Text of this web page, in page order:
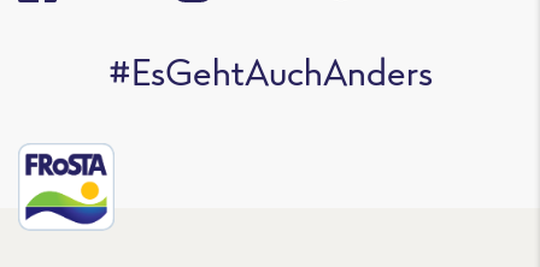
#EsGehtAuchAnders